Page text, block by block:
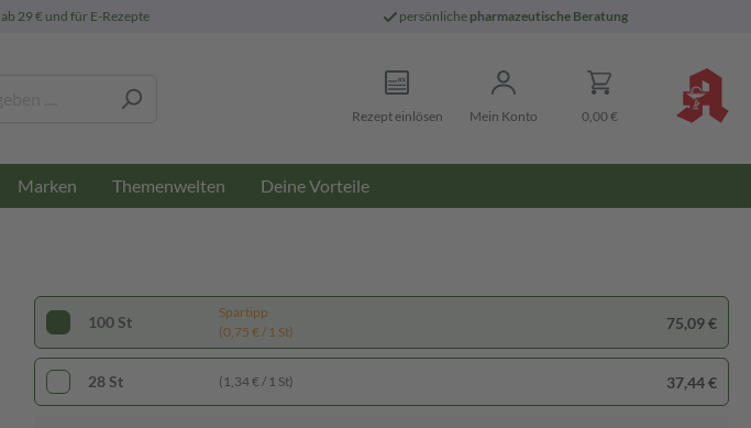
ab 29 € und für E-Rezepte persönliche pharmazeutische Beratung
Rezept einlösen Mein Konto 0,00 €
Marken Themenwelten Deine Vorteile
100 St
Spartipp
(0,75 € / 1 St)
75,09 €
28 St (1,34 € / 1 St) 37,44 €